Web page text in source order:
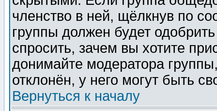
членство в ней, щёлкнув по
группы должен будет
спросить, зачем вы хотите
донимайте модератора
отклонён, у него могут быть
Вернуться к началу